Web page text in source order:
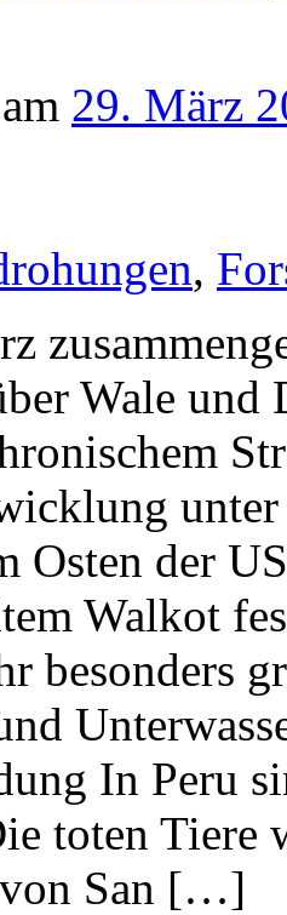
29. März
,
Wale
Osten der
Walkot
besonders
In Peru
toten Tiere
San […]